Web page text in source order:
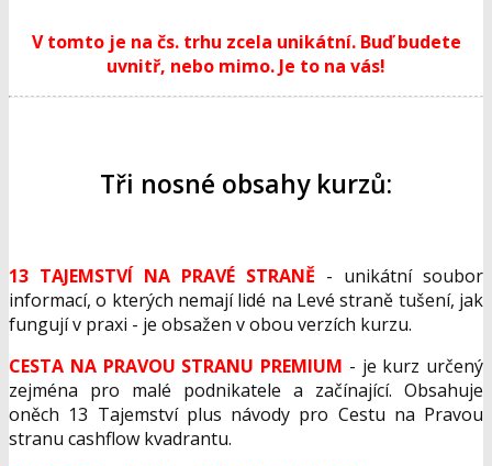
V tomto je na čs. trhu zcela unikátní. Buď budete
uvnitř, nebo mimo. Je to na vás!
Tři nosné obsahy kurzů:
13 TAJEMSTVÍ NA PRAVÉ STRANĚ - unikátní soubor
informací, o kterých nemají lidé na Levé straně tušení, jak
fungují v praxi - je obsažen v obou verzích kurzu.
CESTA NA PRAVOU STRANU PREMIUM - je kurz určený
zejména pro malé podnikatele a začínající. Obsahuje
oněch 13 Tajemství plus návody pro Cestu na Pravou
stranu cashflow kvadrantu.